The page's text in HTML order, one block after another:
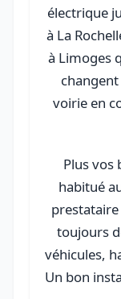
électrique
à La
à Limoges
voirie en
Plus vos
habitué
toujours
véhicules,
Un bon